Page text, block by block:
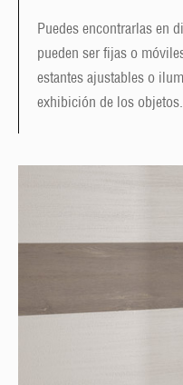
Puedes encontrarlas en
pueden ser fijas o
estantes ajustables o
exhibición de los objetos.